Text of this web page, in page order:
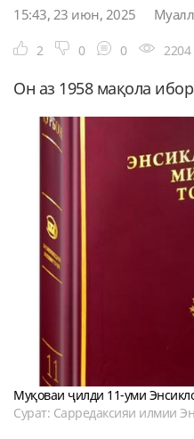
15:43, 23 июн, 2025
2 0 0 2204
Он аз 1958 мақола
Муқоваи ҷилди 11-уми
Сурат: Сарредаксияи илмии